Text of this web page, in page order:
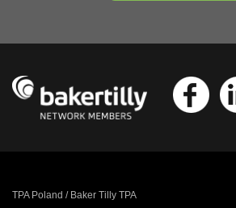
TPA Poland / Baker Tilly TPA